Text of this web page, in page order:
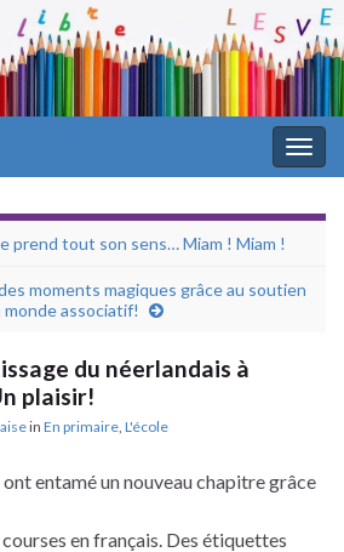
prend tout son sens… Miam ! Miam !
moments magiques grâce au soutien
monde associatif!
du néerlandais à
plaisir!
in En primaire L'école
ont entamé un nouveau chapitre grâce
en français. Des étiquettes